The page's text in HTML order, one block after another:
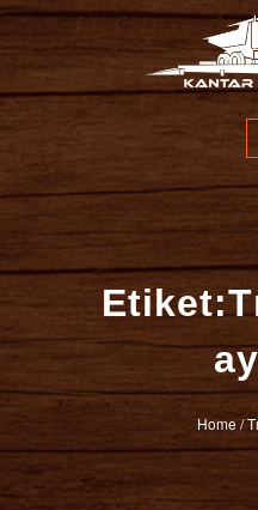
İçeriğe
Kantar
Home/